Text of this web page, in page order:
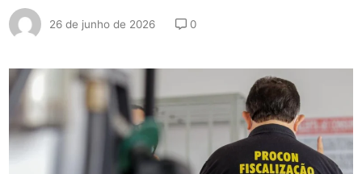
26 de junho de 2026 0